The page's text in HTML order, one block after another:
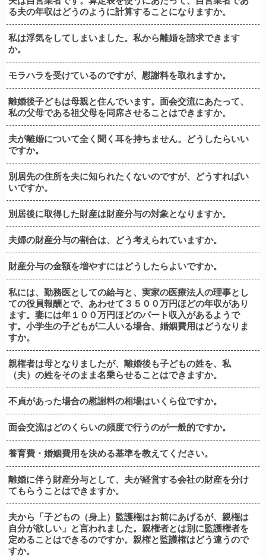
る夫の年収はどうのように計算することになりますか。
私は浮気をしてしまいました。私から離婚を請求できます
か。
モラハラを受けているのですが、慰謝料を取れますか。
離婚後子どもは母親と住んでいます。面会交流にあたって、
私の父母である祖父母を同席させることはできますか。
夫が離婚について全く聞く耳を持ちません。どうしたらいい
ですか。
別居先の住所を夫に知られたくないのですが、どうすればい
いですか。
別居後に取得した財産は財産分与の対象となりますか。
夫婦の財産分与の割合は、どう考えられていますか。
財産分与の金額を増やすにはどうしたらよいですか。
私には、勤務医としての給与と、実家の医療法人の理事とし
ての役員報酬とで、あわせて３５００万円ほどの年収があり
ます。妻には年１００万円ほどのパート収入があるようで
す。小学生の子どもが二人いる場合、婚姻費用はどうなりま
すか。
親権者は母となりましたが、離婚後も子どもの姓を、私
（夫）の姓をそのまま名乗らせることはできますか。
不貞があった場合の慰謝料の相場はいくら位ですか。
面会交流はどのくらいの頻度で行うのが一般的ですか。
養育費・婚姻費用を決める基準を教えてください。
離婚に伴う財産分与として、夫が経営する会社の財産を分け
てもらうことはできますか。
夫から「子どもの（身上）監護権はお前にあげるが、親権は
自分が欲しい」と言われました。親権者とは別に監護権者を
定めることはできるのですか。親権と監護権はどう違うので
すか。